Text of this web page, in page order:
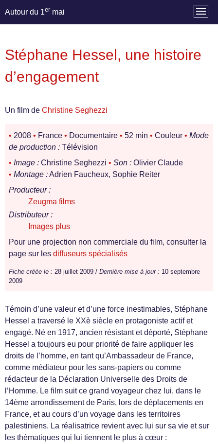
Autour du 1er mai
Stéphane Hessel, une histoire
d’engagement
Un film de Christine Seghezzi
• 2008 • France • Documentaire • 52 min • Couleur • Mode
de production : Télévision
• Image : Christine Seghezzi • Son : Olivier Claude
• Montage :Adrien Faucheux, Sophie Reiter
Producteur :
Zeugma films
Distributeur :
Images plus
Pour une projection non commerciale du film, consulter la
page sur les diffuseurs spécialisés
Fiche créée le : 28 juillet 2009 / Dernière mise à jour : 10 septembre
2009
Témoin d’une valeur et d’une force inestimables, Stéphane
Hessel a traversé le XXè siècle en protagoniste actif et
engagé. Né en 1917, ancien résistant et déporté, Stéphane
Hessel a toujours eu pour priorité de faire appliquer les
droits de l’homme, en tant qu’Ambassadeur de France,
comme médiateur pour les sans-papiers ou comme
rédacteur de la Déclaration Universelle des Droits de
l’Homme. Le film suit ce grand voyageur chez lui, dans le
14ème arrondissement de Paris, lors de déplacements en
France, et au cours d’un voyage dans les territoires
palestiniens. La réalisatrice revient avec lui sur sa vie et sur
les thématiques qui lui tiennent le plus à cœur :